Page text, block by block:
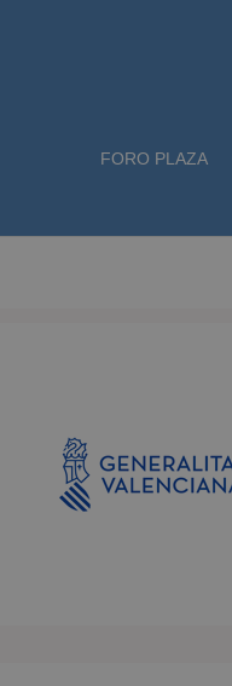
FORO PLAZA